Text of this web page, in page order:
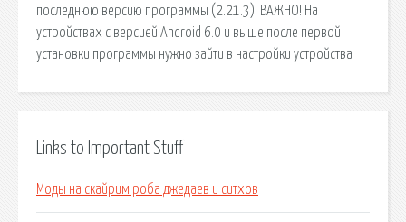
последнюю версию программы (2.21.3). ВАЖНО! На
устройствах с версией Android 6.0 и выше после первой
установки программы нужно зайти в настройки устройства
Links to Important Stuff
Моды на скайрим роба джедаев и ситхов